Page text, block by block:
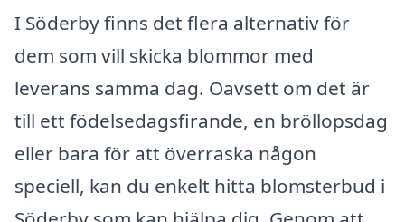
I Söderby finns det flera alternativ för
dem som vill skicka blommor med
leverans samma dag. Oavsett om det är
till ett födelsedagsfirande, en bröllopsdag
eller bara för att överraska någon
speciell, kan du enkelt hitta blomsterbud i